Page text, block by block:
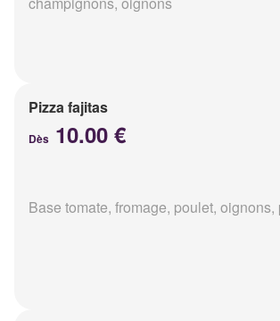
Pizza fajitas
Dès 10.00 €
Base tomate, fromage, poulet,